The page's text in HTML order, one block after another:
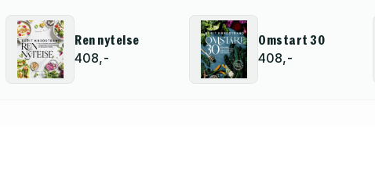
Ren nytelse
408,-
Omstart 30
408,-